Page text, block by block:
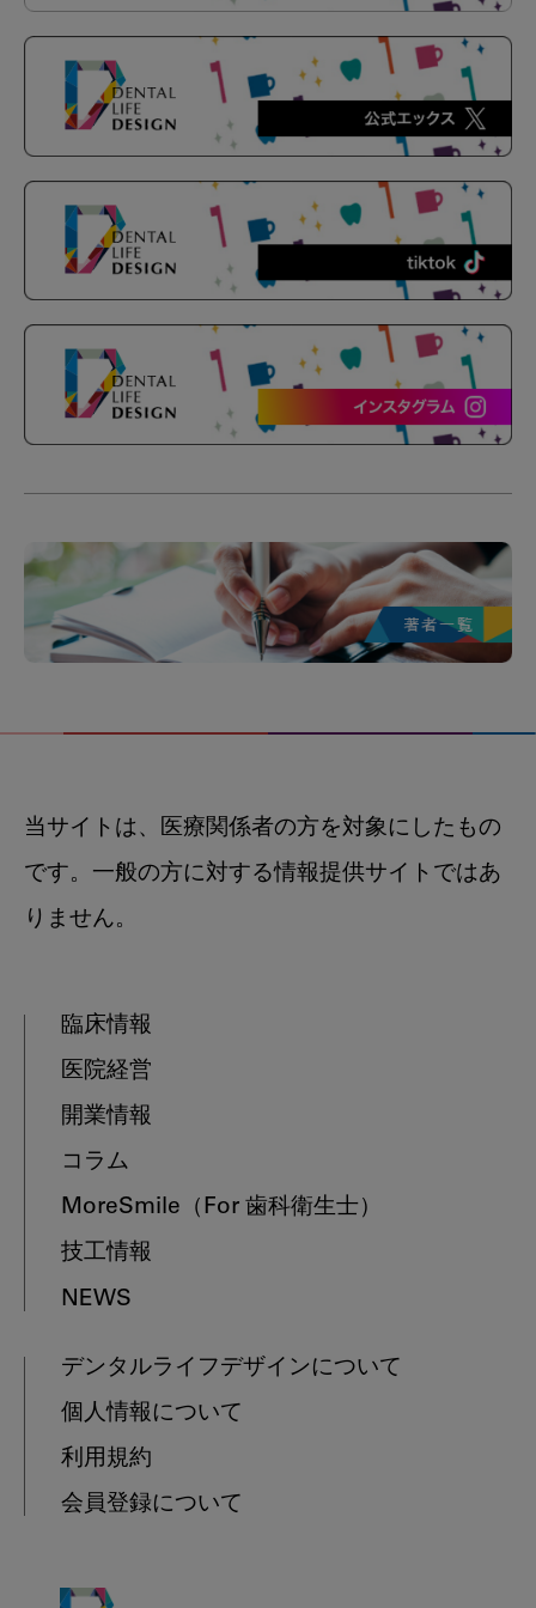
当サイトは、医療関係者の方を対象にしたもの
です。一般の方に対する情報提供サイトではあ
りません。
臨床情報
医院経営
開業情報
コラム
MoreSmile （For 歯科衛生士）
技工情報
NEWS
デンタルライフデザインについて
個人情報について
利用規約
会員登録について